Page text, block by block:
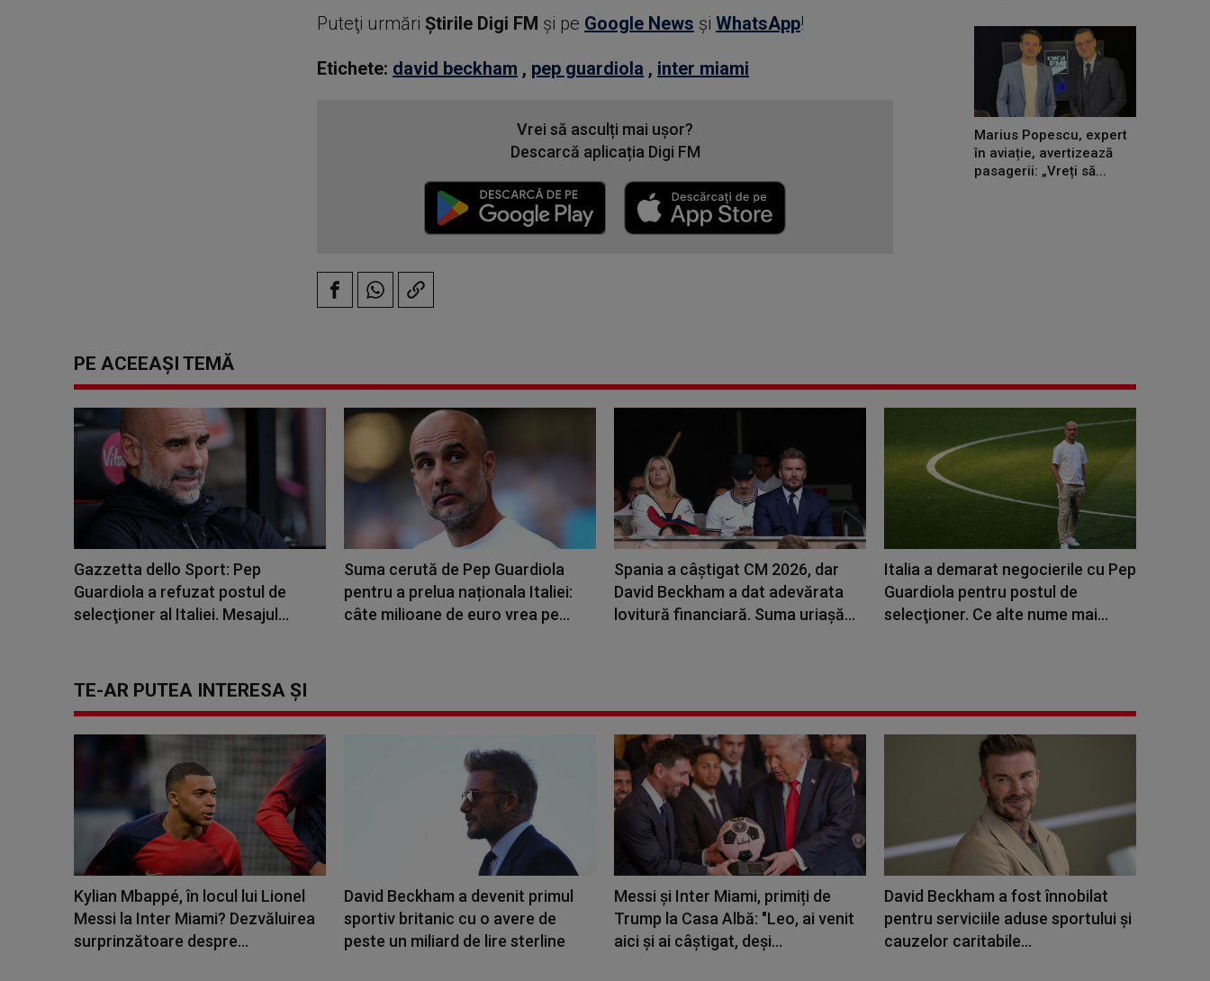
Puteţi urmări Știrile Digi FM şi pe Google News şi WhatsApp!
Etichete: david beckham , pep guardiola , inter miami
Vrei să asculți mai ușor?
Descarcă aplicația Digi FM
Marius Popescu, expert
în aviație, avertizează
pasagerii: „Vreți să...
PE ACEEAȘI TEMĂ
Gazzetta dello Sport: Pep
Guardiola a refuzat postul de
selecţioner al Italiei. Mesajul...
Suma cerută de Pep Guardiola
pentru a prelua naționala Italiei:
câte milioane de euro vrea pe...
Spania a câștigat CM 2026, dar
David Beckham a dat adevărata
lovitură financiară. Suma uriașă...
Italia a demarat negocierile cu Pep
Guardiola pentru postul de
selecţioner. Ce alte nume mai...
TE-AR PUTEA INTERESA ȘI
Kylian Mbappé, în locul lui Lionel
Messi la Inter Miami? Dezvăluirea
surprinzătoare despre...
David Beckham a devenit primul
sportiv britanic cu o avere de
peste un miliard de lire sterline
Messi și Inter Miami, primiți de
Trump la Casa Albă: "Leo, ai venit
aici şi ai câştigat, deși...
David Beckham a fost înnobilat
pentru serviciile aduse sportului şi
cauzelor caritabile...